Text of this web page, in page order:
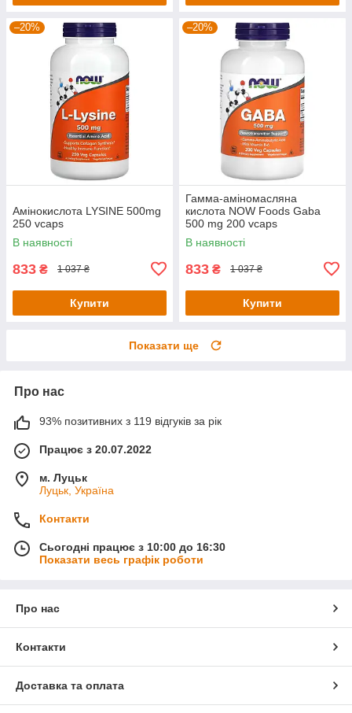
–20%
Амінокислота LYSINE 500mg
250 vcaps
В наявності
833 ₴ 1 037 ₴
Купити
–20%
Гамма-аміномасляна
кислота NOW Foods Gaba
500 mg 200 vcaps
В наявності
833 ₴ 1 037 ₴
Купити
Показати ще
Про нас
93% позитивних з 119 відгуків за рік
Працює з 20.07.2022
м. Луцьк
Луцьк, Україна
Контакти
Сьогодні працює з 10:00 до 16:30
Показати весь графік роботи
Про нас
Контакти
Доставка та оплата